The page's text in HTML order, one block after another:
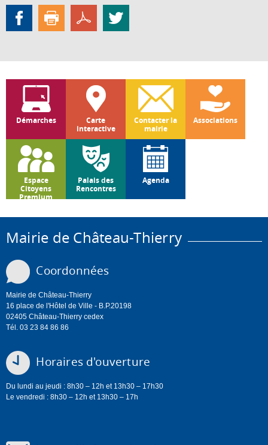
Démarches
Carte
interactive
Contacter la
mairie
Associations
Espace
Citoyens
Premium
Palais des
Rencontres
Agenda
Mairie de Château-Thierry
Coordonnées
Mairie de Château-Thierry
16 place de l'Hôtel de Ville - B.P.20198
02405 Château-Thierry cedex
Tél. 03 23 84 86 86
Horaires d'ouverture
Du lundi au jeudi : 8h30 – 12h et 13h30 – 17h30
Le vendredi : 8h30 – 12h et 13h30 – 17h